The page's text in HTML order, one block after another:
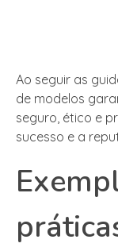
Ao seguir as
de modelos
seguro, ético e
sucesso e a